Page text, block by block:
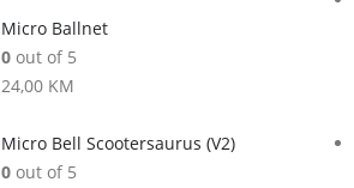
Micro Ballnet
0 out of 5
24,00 KM
Micro Bell Scootersaurus (V2)
0 out of 5